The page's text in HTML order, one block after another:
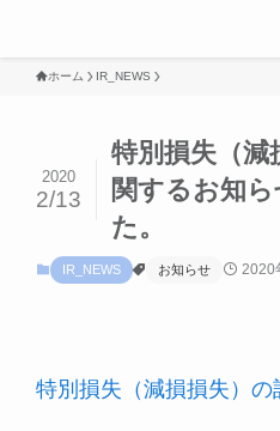
ホーム IR_NEWS
特別損失（減
関するお知
た。
2020
2/13
IR_NEWS お知らせ 2020
特別損失（減損損失）